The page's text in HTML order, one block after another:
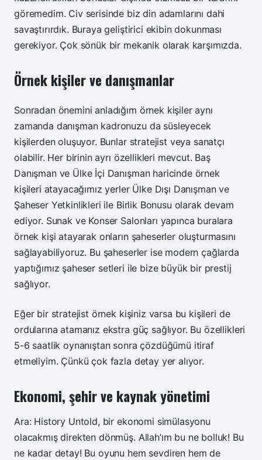
göremedim. Civ serisinde biz din adamlarını dahi
savaştırırdık. Buraya geliştirici ekibin dokunması
gerekiyor. Çok sönük bir mekanik olarak karşımızda.
Örnek kişiler ve danışmanlar
Sonradan önemini anladığım örnek kişiler aynı
zamanda danışman kadronuzu da süsleyecek
kişilerden oluşuyor. Bunlar stratejist veya sanatçı
olabilir. Her birinin ayrı özellikleri mevcut. Baş
Danışman ve Ülke İçi Danışman haricinde örnek
kişileri atayacağımız yerler Ülke Dışı Danışman ve
Şaheser Yetkinlikleri ile Birlik Bonusu olarak devam
ediyor. Sunak ve Konser Salonları yapınca buralara
örnek kişi atayarak onların şaheserler oluşturmasını
sağlayabiliyoruz. Bu şaheserler ise modern çağlarda
yaptığımız şaheser setleri ile bize büyük bir prestij
sağlıyor.
Eğer bir stratejist örnek kişiniz varsa bu kişileri de
ordularına atamanız ekstra güç sağlıyor. Bu özellikleri
5-6 saatlik oynanıştan sonra çözdüğümü itiraf
etmeliyim. Çünkü çok fazla detay yer alıyor.
Ekonomi, şehir ve kaynak yönetimi
Ara: History Untold, bir ekonomi simülasyonu
olacakmış direkten dönmüş. Allah’ım bu ne bolluk! Bu
ne kadar detay! Bu oyunu hem sevdiren hem de